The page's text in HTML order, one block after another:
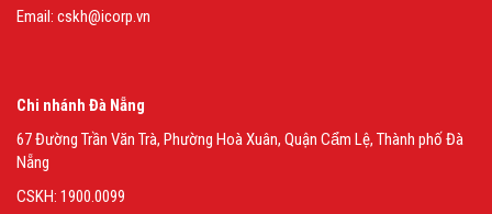
Email: cskh@icorp.vn
Chi nhánh Đà Nẵng
67 Đường Trần Văn Trà, Phường Hoà Xuân, Quận Cẩm Lệ, Thành phố Đà
Nẵng
CSKH: 1900.0099